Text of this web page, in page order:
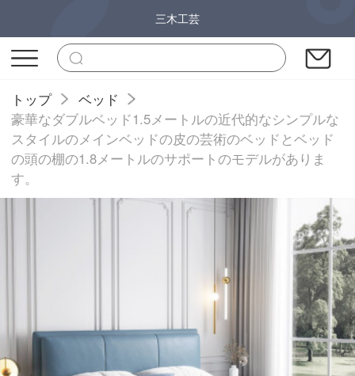
三木工芸
トップ
ベッド
豪華なダブルベッド1.5メートルの近代的なシンプルな
スタイルのメインベッドの皮の芸術のベッドとベッド
の頭の棚の1.8メートルのサポートのモデルがありま
す。